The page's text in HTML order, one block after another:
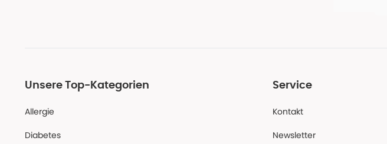
Unsere Top-Kategorien
Allergie
Diabetes
Service
Kontakt
Newsletter